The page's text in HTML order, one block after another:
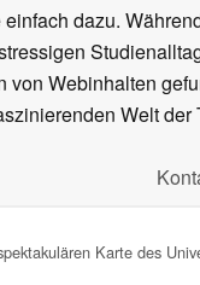
dazu.
von Webinhalten
Welt der
Karte des